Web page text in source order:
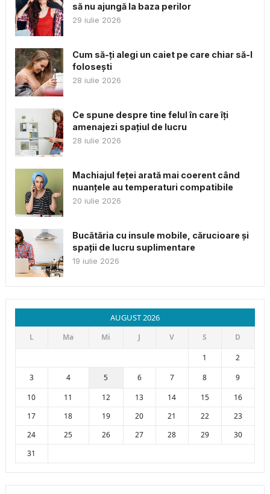
să nu ajungă la baza perilor
29 iulie 2026
Cum să-ți alegi un caiet pe care chiar să-l
folosești
28 iulie 2026
Ce spune despre tine felul în care îți
amenajezi spațiul de lucru
28 iulie 2026
Machiajul feței arată mai coerent când
nuanțele au temperaturi compatibile
20 iulie 2026
Bucătăria cu insule mobile, cărucioare și
spații de lucru suplimentare
19 iulie 2026
AUGUST 2026
L Ma Mi J V S
D
1
2
3
4 5 6 7 8
9
10
11 12 13 14 15
16
17
18 19 20 21 22
23
24
25 26 27 28 29
30
31